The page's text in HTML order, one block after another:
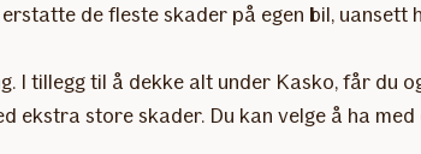
de fleste skader på egen bil,
I tillegg til å dekke alt under Kasko, får du
ekstra store skader. Du kan velge å ha